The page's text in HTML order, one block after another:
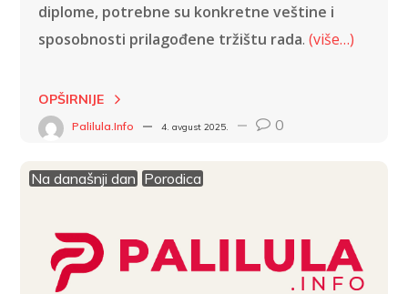
diplome, potrebne su konkretne veštine i
sposobnosti prilagođene tržištu rada.(više…)
OPŠIRNIJE
Palilula.info 4. avgust 2025. 0
Na današnji dan Porodica